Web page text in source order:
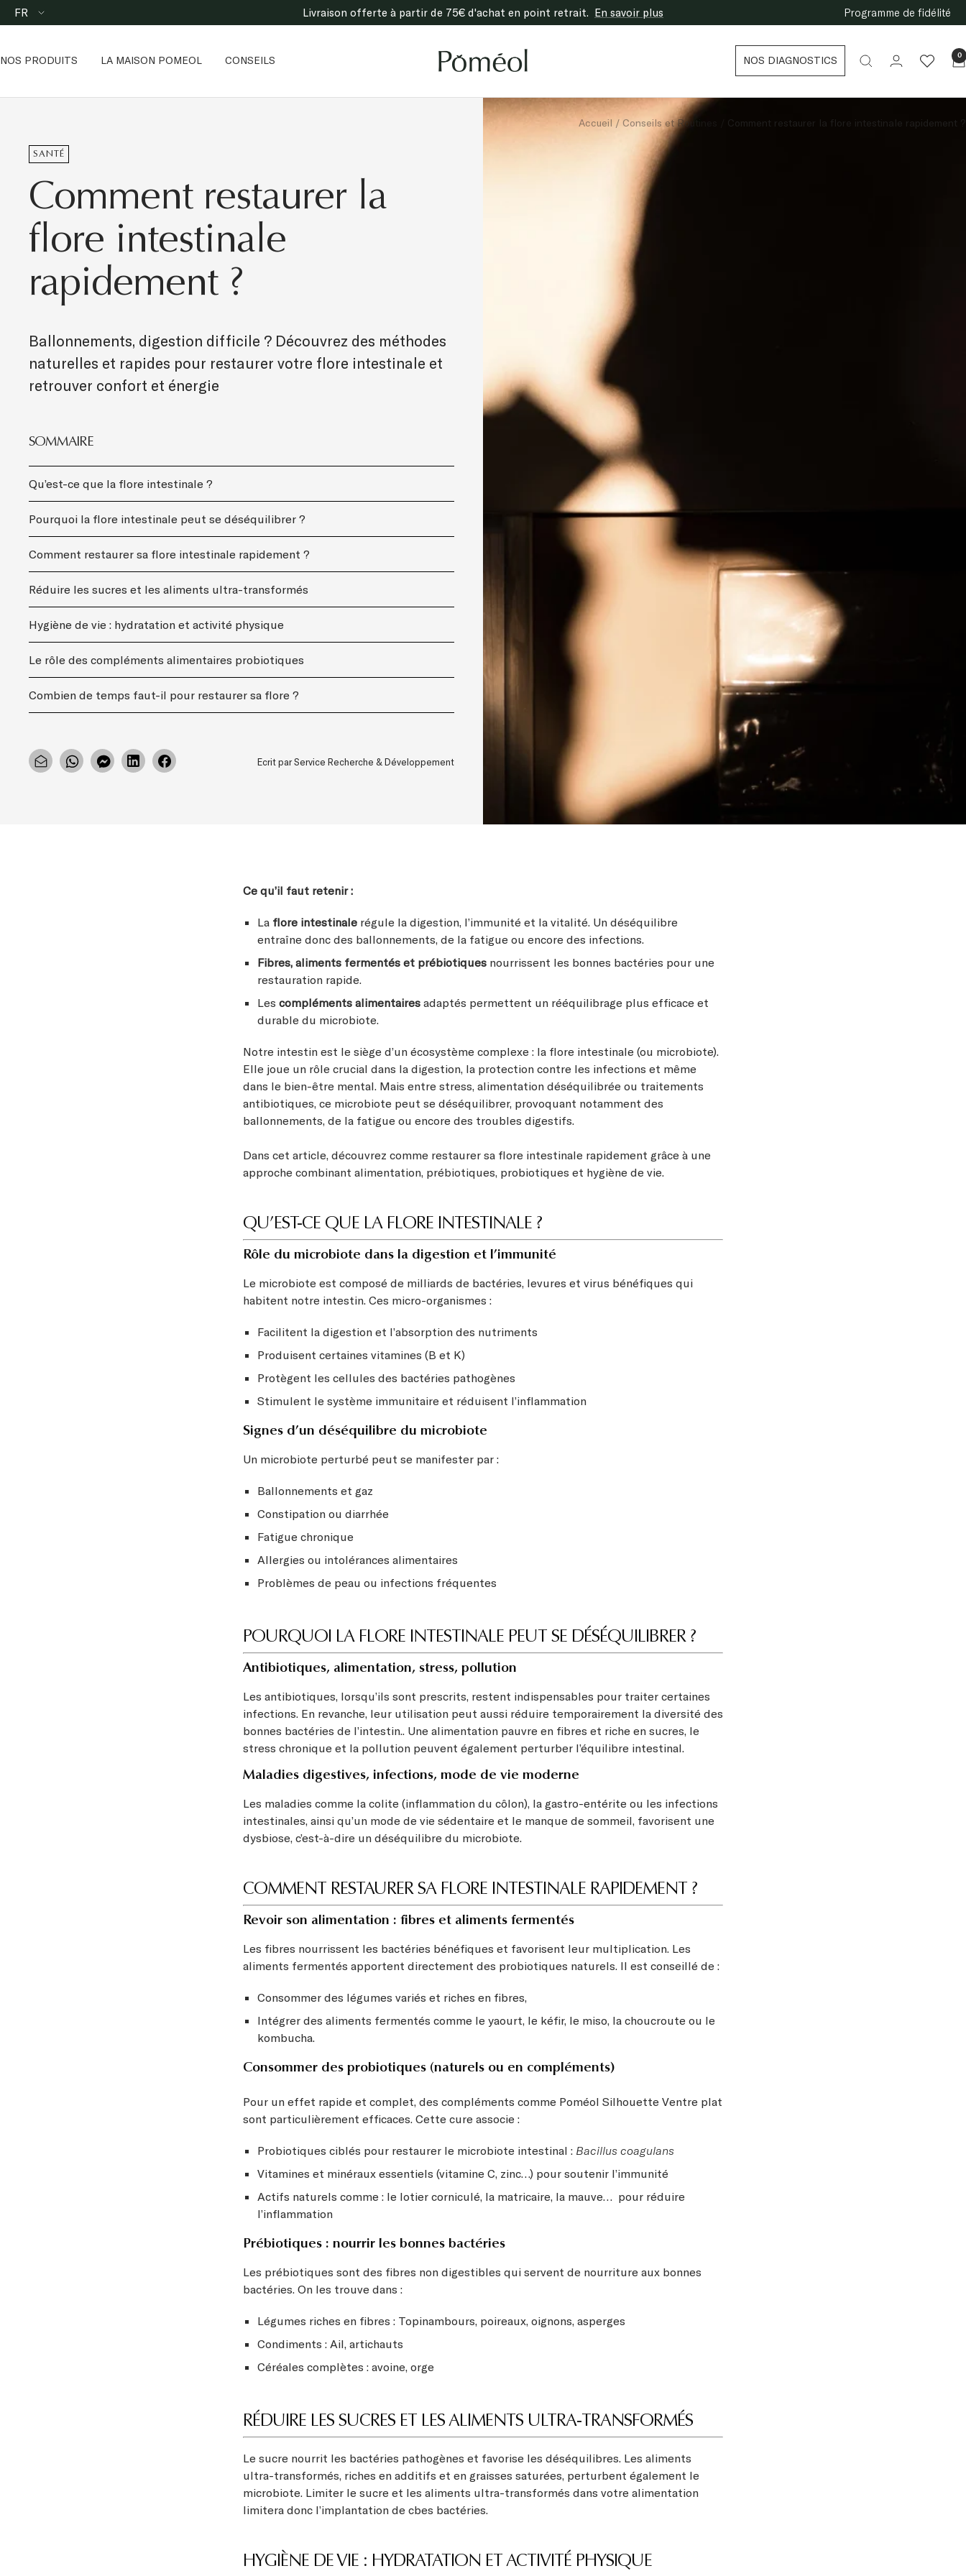
Passer
au
Langue
FR Livraison offerte à partir de 75€ d'achat en point retrait. En savoir plus Programme de fidélité
NOS PRODUITS LA MAISON POMEOL CONSEILS
Poméol
NOS DIAGNOSTICS 0
Accueil Conseils et Routines Comment restaurer la flore intestinale rapidement ?
SANTÉ
Comment restaurer la
flore intestinale
rapidement ?
Ballonnements, digestion difficile ? Découvrez des méthodes
naturelles et rapides pour restaurer votre flore intestinale et
retrouver confort et énergie
SOMMAIRE
Qu’est-ce que la flore intestinale ?
Pourquoi la flore intestinale peut se déséquilibrer ?
Comment restaurer sa flore intestinale rapidement ?
Réduire les sucres et les aliments ultra-transformés
Hygiène de vie : hydratation et activité physique
Le rôle des compléments alimentaires probiotiques
Combien de temps faut-il pour restaurer sa flore ?
Ecrit par Service Recherche & Développement
Ce qu’il faut retenir :
La flore intestinale régule la digestion, l’immunité et la vitalité. Un déséquilibre
entraîne donc des ballonnements, de la fatigue ou encore des infections.
Fibres, aliments fermentés et prébiotiques nourrissent les bonnes bactéries pour une
restauration rapide.
Les compléments alimentaires adaptés permettent un rééquilibrage plus efficace et
durable du microbiote.
Notre intestin est le siège d’un écosystème complexe : la flore intestinale (ou microbiote).
Elle joue un rôle crucial dans la digestion, la protection contre les infections et même
dans le bien-être mental. Mais entre stress, alimentation déséquilibrée ou traitements
antibiotiques, ce microbiote peut se déséquilibrer, provoquant notamment des
ballonnements, de la fatigue ou encore des troubles digestifs.
Dans cet article, découvrez comme restaurer sa flore intestinale rapidement grâce à une
approche combinant alimentation, prébiotiques, probiotiques et hygiène de vie.
QU’EST-CE QUE LA FLORE INTESTINALE ?
Rôle du microbiote dans la digestion et l’immunité
Le microbiote est composé de milliards de bactéries, levures et virus bénéfiques qui
habitent notre intestin. Ces micro-organismes :
Facilitent la digestion et l’absorption des nutriments
Produisent certaines vitamines (B et K)
Protègent les cellules des bactéries pathogènes
Stimulent le système immunitaire et réduisent l’inflammation
Signes d’un déséquilibre du microbiote
Un microbiote perturbé peut se manifester par :
Ballonnements et gaz
Constipation ou diarrhée
Fatigue chronique
Allergies ou intolérances alimentaires
Problèmes de peau ou infections fréquentes
POURQUOI LA FLORE INTESTINALE PEUT SE DÉSÉQUILIBRER ?
Antibiotiques, alimentation, stress, pollution
Les antibiotiques, lorsqu’ils sont prescrits, restent indispensables pour traiter certaines
infections. En revanche, leur utilisation peut aussi réduire temporairement la diversité des
bonnes bactéries de l’intestin.. Une alimentation pauvre en fibres et riche en sucres, le
stress chronique et la pollution peuvent également perturber l’équilibre intestinal.
Maladies digestives, infections, mode de vie moderne
Les maladies comme la colite (inflammation du côlon), la gastro-entérite ou les infections
intestinales, ainsi qu’un mode de vie sédentaire et le manque de sommeil, favorisent une
dysbiose, c’est-à-dire un déséquilibre du microbiote.
COMMENT RESTAURER SA FLORE INTESTINALE RAPIDEMENT ?
Revoir son alimentation : fibres et aliments fermentés
Les fibres nourrissent les bactéries bénéfiques et favorisent leur multiplication. Les
aliments fermentés apportent directement des probiotiques naturels. Il est conseillé de :
Consommer des légumes variés et riches en fibres,
Intégrer des aliments fermentés comme le yaourt, le kéfir, le miso, la choucroute ou le
kombucha.
Consommer des probiotiques (naturels ou en compléments)
Pour un effet rapide et complet, des compléments comme Poméol Silhouette Ventre plat
sont particulièrement efficaces. Cette cure associe :
Probiotiques ciblés pour restaurer le microbiote intestinal : Bacillus coagulans
Vitamines et minéraux essentiels (vitamine C, zinc…) pour soutenir l’immunité
Actifs naturels comme : le lotier corniculé, la matricaire, la mauve… pour réduire
l’inflammation
Prébiotiques : nourrir les bonnes bactéries
Les prébiotiques sont des fibres non digestibles qui servent de nourriture aux bonnes
bactéries. On les trouve dans :
Légumes riches en fibres : Topinambours, poireaux, oignons, asperges
Condiments : Ail, artichauts
Céréales complètes : avoine, orge
RÉDUIRE LES SUCRES ET LES ALIMENTS ULTRA-TRANSFORMÉS
Le sucre nourrit les bactéries pathogènes et favorise les déséquilibres. Les aliments
ultra-transformés, riches en additifs et en graisses saturées, perturbent également le
microbiote. Limiter le sucre et les aliments ultra-transformés dans votre alimentation
limitera donc l’implantation de cbes bactéries.
HYGIÈNE DE VIE : HYDRATATION ET ACTIVITÉ PHYSIQUE